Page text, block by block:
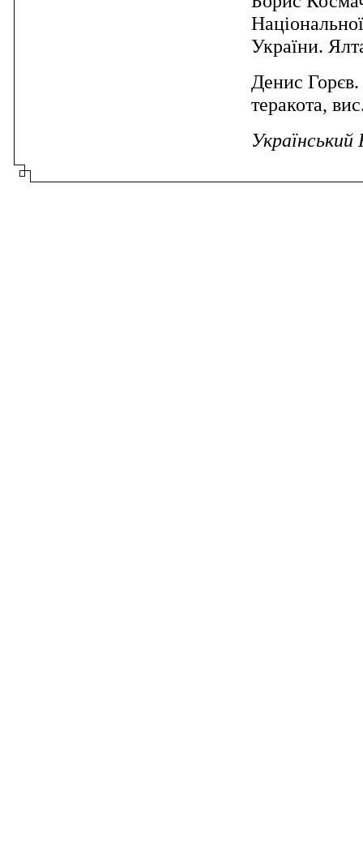
України.
Денис
теракота,
Український